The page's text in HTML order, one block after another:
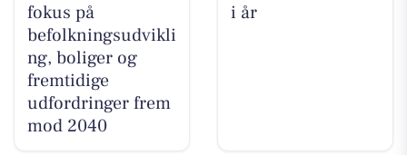
fokus på
befolkningsudvikli
ng, boliger og
fremtidige
udfordringer frem
mod 2040
i år